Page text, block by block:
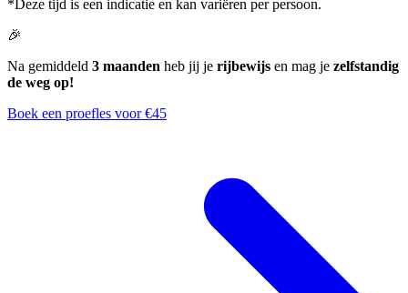
*Deze tijd is een indicatie en kan variëren per persoon.
🎉
Na gemiddeld 3 maanden heb jij je rijbewijs en mag je zelfstandig
de weg op!
Boek een proefles voor €45